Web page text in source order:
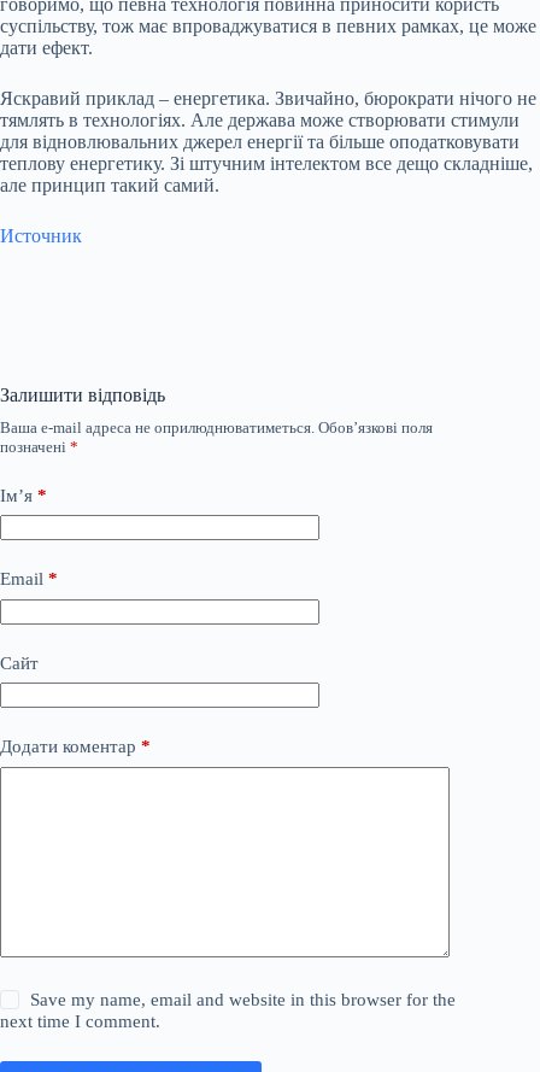
суспільству, тож має впроваджуватися в певних рамках, це може
дати ефект.
Яскравий приклад – енергетика. Звичайно, бюрократи нічого не
тямлять в технологіях. Але держава може створювати стимули
для відновлювальних джерел енергії та більше оподатковувати
теплову енергетику. Зі штучним інтелектом все дещо складніше,
але принцип такий самий.
Источник
Залишити відповідь
Ваша e-mail адреса не оприлюднюватиметься. Обов’язкові поля
позначені *
Ім’я *
Email *
Сайт
Додати коментар *
Save my name, email and website in this browser for the
next time I comment.